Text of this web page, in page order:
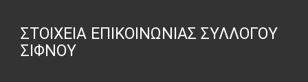
ΣΤΟΙΧΕΊΑ ΕΠΙΚΟΙΝΩΝΊΑΣ ΣΥΛΛΌΓΟΥ
ΣΊΦΝΟΥ